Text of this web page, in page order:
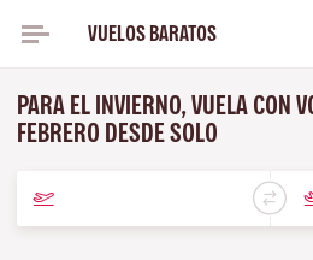
VUELOS BARATOS
PARA EL INVIERNO, VUELA CON
FEBRERO DESDE SOLO